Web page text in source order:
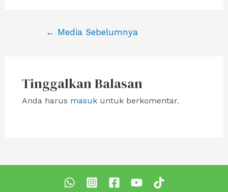
Navigasi
← Media Sebelumnya
Tinggalkan Balasan
Anda harus masukuntuk berkomentar.